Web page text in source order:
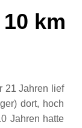
km
21 Jahren lief
dort, hoch
Jahren hatte